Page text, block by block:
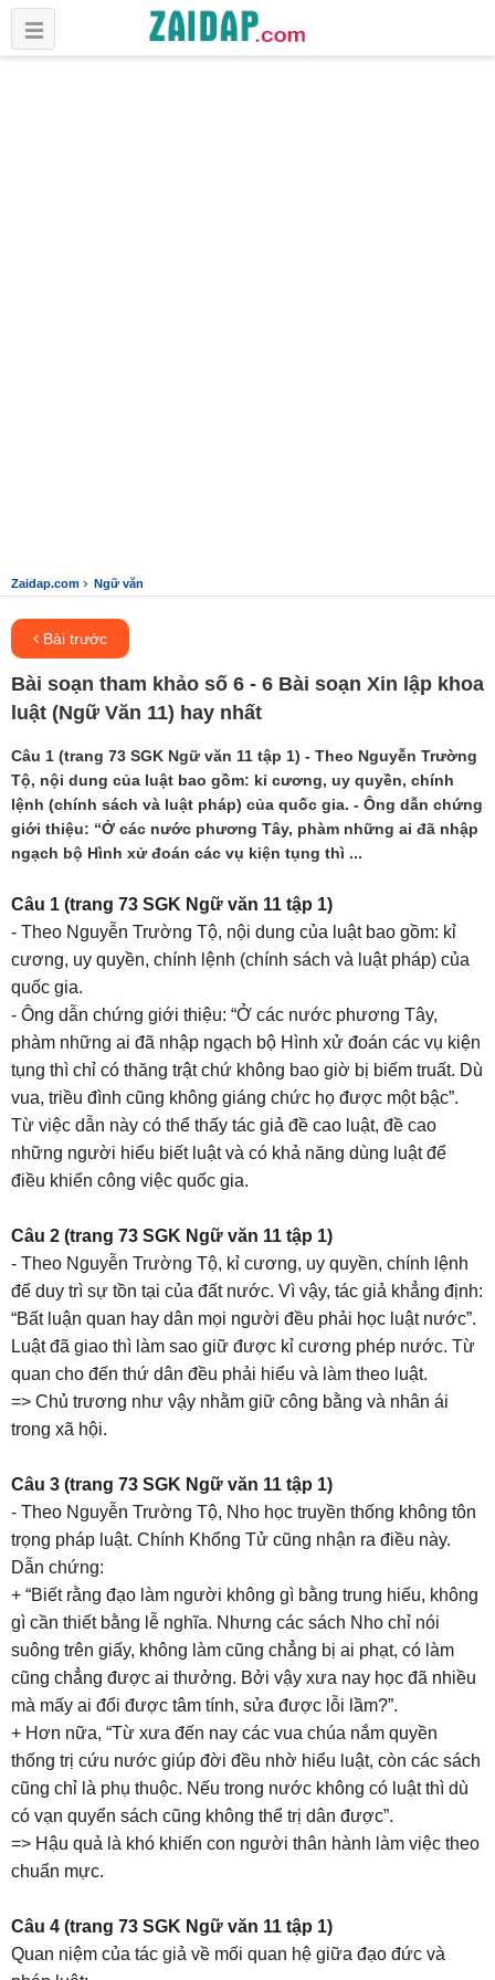
Zaidap.com › Ngữ văn
Bài trước
Bài soạn tham khảo số 6 - 6 Bài soạn Xin lập khoa
luật (Ngữ Văn 11) hay nhất
Câu 1 (trang 73 SGK Ngữ văn 11 tập 1) - Theo Nguyễn Trường
Tộ, nội dung của luật bao gồm: kỉ cương, uy quyền, chính
lệnh (chính sách và luật pháp) của quốc gia. - Ông dẫn chứng
giới thiệu: “Ở các nước phương Tây, phàm những ai đã nhập
ngạch bộ Hình xử đoán các vụ kiện tụng thì ...
Câu 1 (trang 73 SGK Ngữ văn 11 tập 1)
- Theo Nguyễn Trường Tộ, nội dung của luật bao gồm: kỉ
cương, uy quyền, chính lệnh (chính sách và luật pháp) của
quốc gia.
- Ông dẫn chứng giới thiệu: “Ở các nước phương Tây,
phàm những ai đã nhập ngạch bộ Hình xử đoán các vụ kiện
tụng thì chỉ có thăng trật chứ không bao giờ bị biếm truất. Dù
vua, triều đình cũng không giáng chức họ được một bậc”.
Từ việc dẫn này có thể thấy tác giả đề cao luật, đề cao
những người hiểu biết luật và có khả năng dùng luật để
điều khiển công việc quốc gia.
Câu 2 (trang 73 SGK Ngữ văn 11 tập 1)
- Theo Nguyễn Trường Tộ, kỉ cương, uy quyền, chính lệnh
để duy trì sự tồn tại của đất nước. Vì vậy, tác giả khẳng định:
“Bất luận quan hay dân mọi người đều phải học luật nước”.
Luật đã giao thì làm sao giữ được kỉ cương phép nước. Từ
quan cho đến thứ dân đều phải hiểu và làm theo luật.
=> Chủ trương như vậy nhằm giữ công bằng và nhân ái
trong xã hội.
Câu 3 (trang 73 SGK Ngữ văn 11 tập 1)
- Theo Nguyễn Trường Tộ, Nho học truyền thống không tôn
trọng pháp luật. Chính Khổng Tử cũng nhận ra điều này.
Dẫn chứng:
+ “Biết rằng đạo làm người không gì bằng trung hiếu, không
gì cần thiết bằng lễ nghĩa. Nhưng các sách Nho chỉ nói
suông trên giấy, không làm cũng chẳng bị ai phạt, có làm
cũng chẳng được ai thưởng. Bởi vậy xưa nay học đã nhiều
mà mấy ai đổi được tâm tính, sửa được lỗi lầm?”.
+ Hơn nữa, “Từ xưa đến nay các vua chúa nắm quyền
thống trị cứu nước giúp đời đều nhờ hiểu luật, còn các sách
cũng chỉ là phụ thuộc. Nếu trong nước không có luật thì dù
có vạn quyển sách cũng không thể trị dân được”.
=> Hậu quả là khó khiến con người thân hành làm việc theo
chuẩn mực.
Câu 4 (trang 73 SGK Ngữ văn 11 tập 1)
Quan niệm của tác giả về mối quan hệ giữa đạo đức và